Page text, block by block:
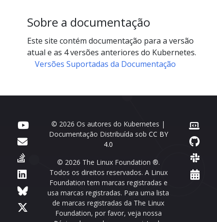
Sobre a documentação
Este site contém documentação para a versão
atual e as 4 versões anteriores do Kubernetes.
Versões Suportadas da Documentação
© 2026 Os autores do Kubernetes |
Documentação Distribuída sob CC BY
4.0
© 2026 The Linux Foundation ®.
Todos os direitos reservados. A Linux
Foundation tem marcas registradas e
usa marcas registradas. Para uma lista
de marcas registradas da The Linux
Foundation, por favor, veja nossa